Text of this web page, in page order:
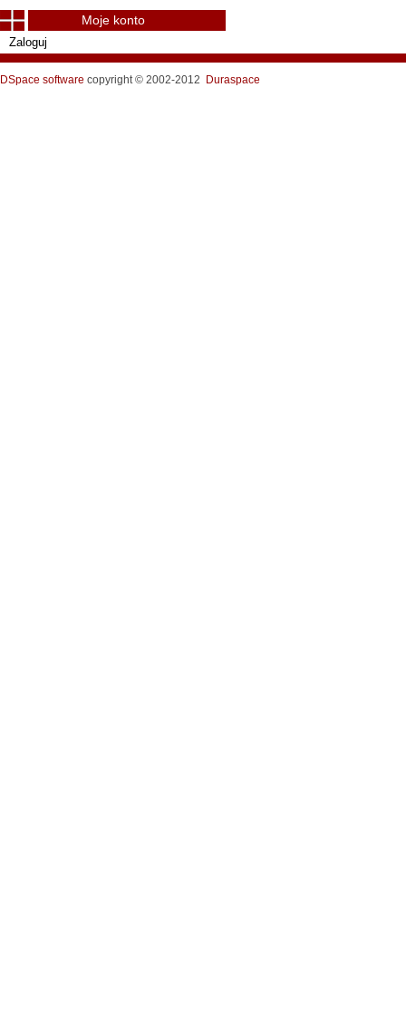
Moje konto
Zaloguj
DSpace software copyright © 2002-2012 Duraspace